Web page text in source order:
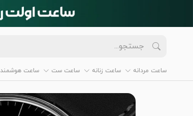
ساعت مردانه ساعت زنانه ساعت ست ساعت هوشمند